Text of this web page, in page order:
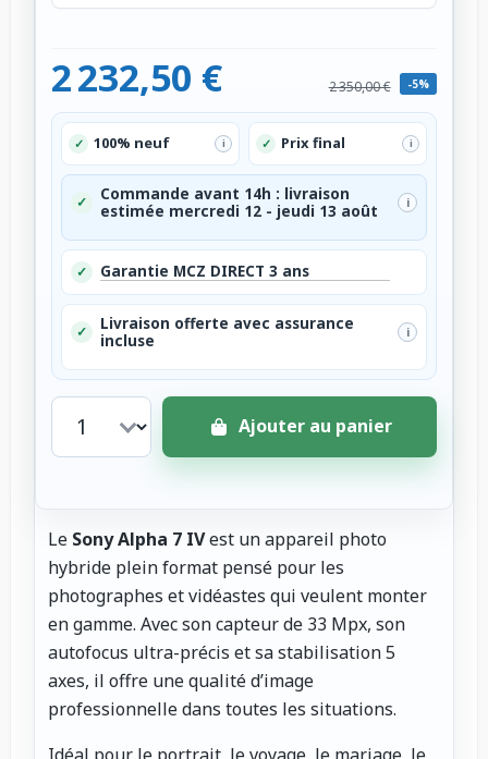
2 232,50 € 2 350,00 € -5%
✓ 100% neuf i ✓ Prix final i
✓
Commande avant 14h : livraison
estimée mercredi 12 - jeudi 13 août
i
✓ Garantie MCZ DIRECT 3 ans
✓
Livraison offerte avec assurance
incluse
i
Ajouter au panier
Le Sony Alpha 7 IVest un appareil photo
hybride plein format pensé pour les
photographes et vidéastes qui veulent monter
en gamme. Avec son capteur de 33 Mpx, son
autofocus ultra-précis et sa stabilisation 5
axes, il offre une qualité d’image
professionnelle dans toutes les situations.